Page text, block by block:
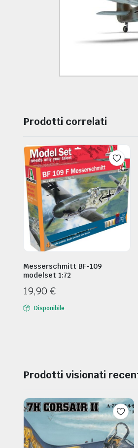
Prodotti correlati
Messerschmitt BF-109
modelset 1:72
19,90 €
Disponibile
Prodotti visionati